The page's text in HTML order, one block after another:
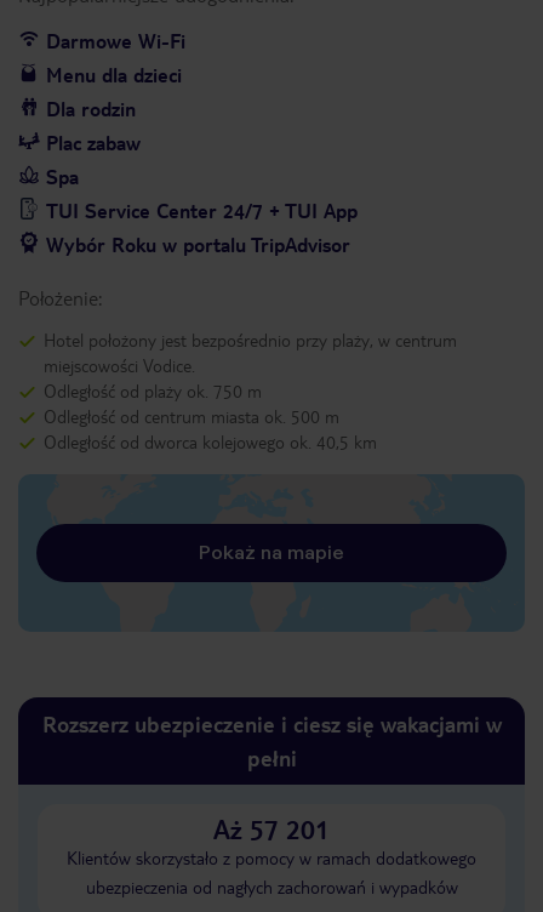
Darmowe Wi-Fi
Menu dla dzieci
Dla rodzin
Plac zabaw
Spa
TUI Service Center 24/7 + TUI App
Wybór Roku w portalu TripAdvisor
Położenie:
Hotel położony jest bezpośrednio przy plaży, w centrum
miejscowości Vodice.
Odległość od plaży ok. 750 m
Odległość od centrum miasta ok. 500 m
Odległość od dworca kolejowego ok. 40,5 km
Pokaż na mapie
Rozszerz ubezpieczenie i ciesz się wakacjami w
pełni
Aż 57 201
Klientów skorzystało z pomocy w ramach dodatkowego
ubezpieczenia od nagłych zachorowań i wypadków